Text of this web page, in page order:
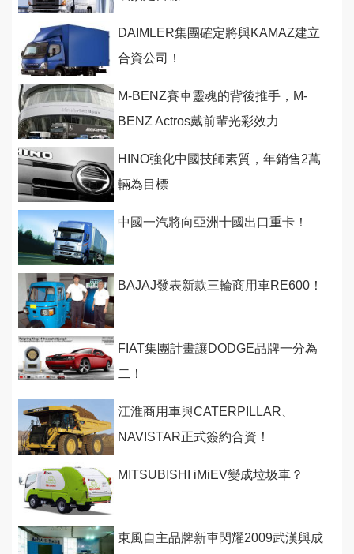
DAIMLER集團確定將與KAMAZ建立
合資公司！
M-BENZ賽車靈魂的背後推手，M-
BENZ Actros戴前輩光彩效力
HINO強化中國技師素質，年銷售2萬
輛為目標
中國一汽將向亞洲十國出口重卡！
BAJAJ發表新款三輪商用車RE600！
FIAT集團計畫讓DODGE品牌一分為
二！
江淮商用車與CATERPILLAR、
NAVISTAR正式簽約合資！
MITSUBISHI iMiEV變成垃圾車？
東風自主品牌新車閃耀2009武漢與成